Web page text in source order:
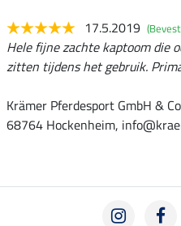
17.5.2019
Hele fijne zachte kaptoom die
zitten tijdens het gebruik.
Krämer Pferdesport GmbH &
68764 Hockenheim,